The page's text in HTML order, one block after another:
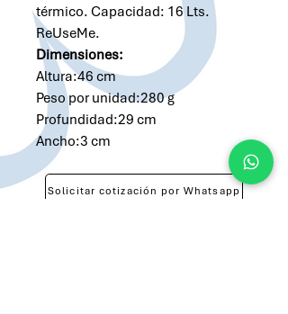
térmico. Capacidad: 16 Lts.
ReUseMe.
Dimensiones:
Altura:46 cm
Peso por unidad:280 g
Profundidad:29 cm
Ancho:3 cm
Solicitar cotización por Whatsapp